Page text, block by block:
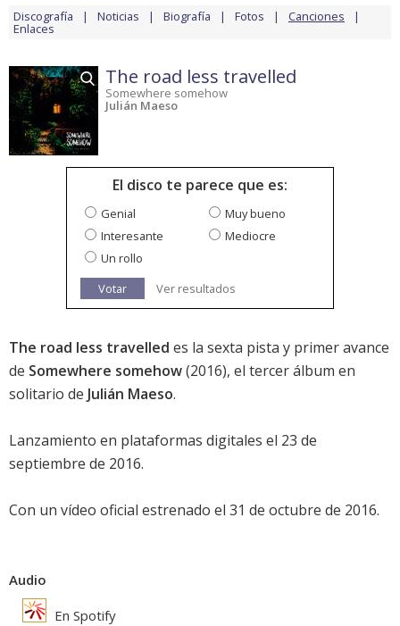
Discografía Noticias Biografía Fotos Canciones
Enlaces
The road less travelled
Somewhere somehow
Julián Maeso
El disco te parece que es:
Genial
Muy bueno
Interesante
Mediocre
Un rollo
Votar
Ver resultados
The road less travelled es la sexta pista y primer avance
de Somewhere somehow(2016), el tercer álbum en
solitario de Julián Maeso.
Lanzamiento en plataformas digitales el 23 de
septiembre de 2016.
Con un vídeo oficial estrenado el 31 de octubre de 2016.
Audio
En Spotify